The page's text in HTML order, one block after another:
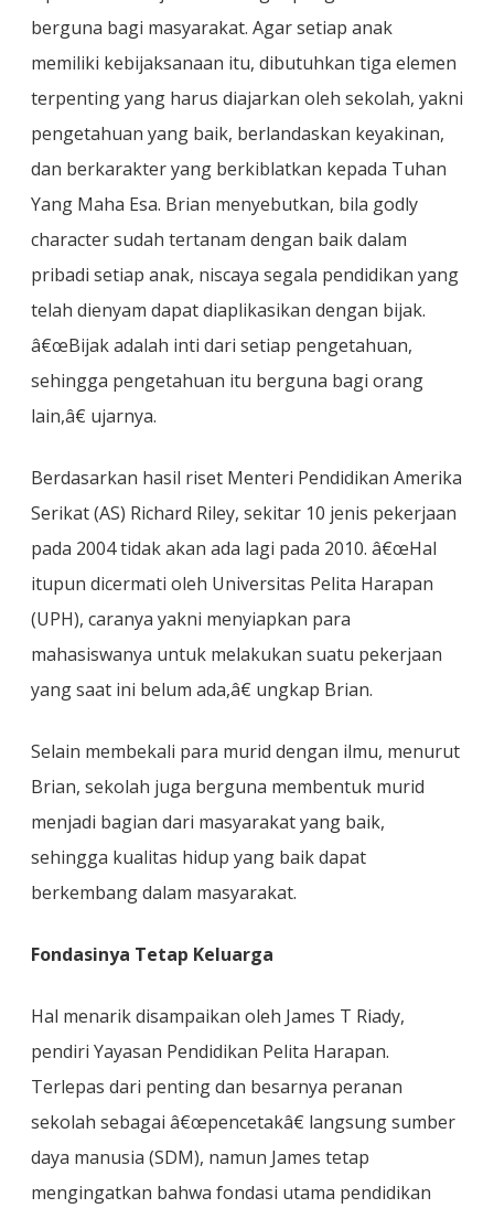
berguna bagi masyarakat. Agar setiap anak
memiliki kebijaksanaan itu, dibutuhkan tiga elemen
terpenting yang harus diajarkan oleh sekolah, yakni
pengetahuan yang baik, berlandaskan keyakinan,
dan berkarakter yang berkiblatkan kepada Tuhan
Yang Maha Esa. Brian menyebutkan, bila godly
character sudah tertanam dengan baik dalam
pribadi setiap anak, niscaya segala pendidikan yang
telah dienyam dapat diaplikasikan dengan bijak.
â€œBijak adalah inti dari setiap pengetahuan,
sehingga pengetahuan itu berguna bagi orang
lain,â€ ujarnya.
Berdasarkan hasil riset Menteri Pendidikan Amerika
Serikat (AS) Richard Riley, sekitar 10 jenis pekerjaan
pada 2004 tidak akan ada lagi pada 2010. â€œHal
itupun dicermati oleh Universitas Pelita Harapan
(UPH), caranya yakni menyiapkan para
mahasiswanya untuk melakukan suatu pekerjaan
yang saat ini belum ada,â€ ungkap Brian.
Selain membekali para murid dengan ilmu, menurut
Brian, sekolah juga berguna membentuk murid
menjadi bagian dari masyarakat yang baik,
sehingga kualitas hidup yang baik dapat
berkembang dalam masyarakat.
Fondasinya Tetap Keluarga
Hal menarik disampaikan oleh James T Riady,
pendiri Yayasan Pendidikan Pelita Harapan.
Terlepas dari penting dan besarnya peranan
sekolah sebagai â€œpencetakâ€ langsung sumber
daya manusia (SDM), namun James tetap
mengingatkan bahwa fondasi utama pendidikan